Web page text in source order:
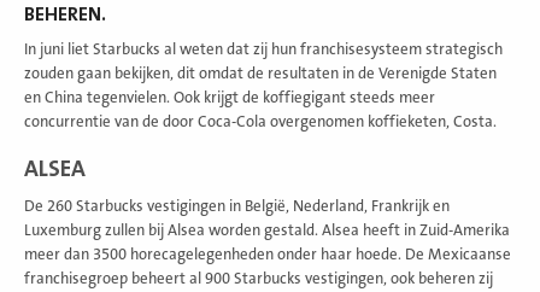
BEHEREN.
In juni liet Starbucks al weten dat zij hun franchisesysteem strategisch
zouden gaan bekijken, dit omdat de resultaten in de Verenigde Staten
en China tegenvielen. Ook krijgt de koffiegigant steeds meer
concurrentie van de door Coca-Cola overgenomen koffieketen, Costa.
ALSEA
De 260 Starbucks vestigingen in België, Nederland, Frankrijk en
Luxemburg zullen bij Alsea worden gestald. Alsea heeft in Zuid-Amerika
meer dan 3500 horecagelegenheden onder haar hoede. De Mexicaanse
franchisegroep beheert al 900 Starbucks vestigingen, ook beheren zij